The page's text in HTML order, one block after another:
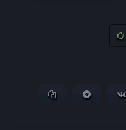
Копировать